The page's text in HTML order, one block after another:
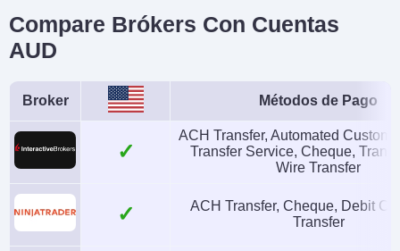
SAR, HUF, BRL, KES
No FINTRAC, AUSTRAC
Instrumentos
Criptomonedas,
Perpetuos Pre-IPO
Plataformas
AlgoTrader,
Compare Brókers Con Cuentas
AUD
Broker Métodos de Pago
ACH Transfer, Automated
Transfer Service, Cheque,
Wire Transfer
ACH Transfer, Cheque, Debit
Transfer